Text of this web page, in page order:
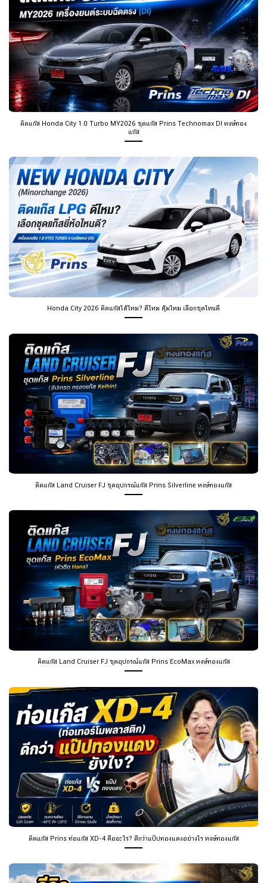
ติดแก๊ส Honda City 1.0 Turbo MY2026 ชุดแก๊ส Prins Technomax DI หงษ์ทอง
แก๊ส
Honda City 2026 ติดแก๊สได้ไหม? ดีไหม คุ้มไหม เลือกชุดไหนดี
ติดแก๊ส Land Cruiser FJ ชุดอุปกรณ์แก๊ส Prins Silverline หงษ์ทองแก๊ส
ติดแก๊ส Land Cruiser FJ ชุดอุปกรณ์แก๊ส Prins EcoMax หงษ์ทองแก๊ส
ติดแก๊ส Prins ท่อแก๊ส XD-4 คืออะไร? ดีกว่าแป๊ปทองแดงอย่างไร หงษ์ทองแก๊ส